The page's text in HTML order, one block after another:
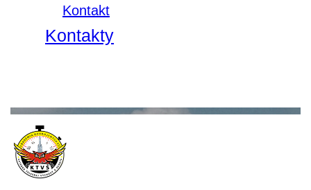
Kontakt
Kontakty